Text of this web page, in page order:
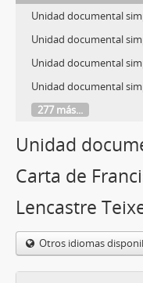
Unidad documental
Unidad documental
Unidad documental
Unidad documental
277 más...
Unidad
Carta de
Lencastre
Otros idiomas